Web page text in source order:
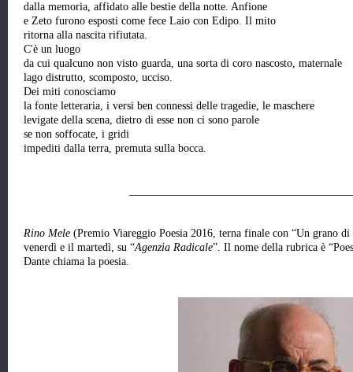
dalla memoria, affidato alle bestie della notte. Anfione
e Zeto furono esposti come fece Laio con Edipo. Il mito
ritorna alla nascita rifiutata.
C'è un luogo
da cui qualcuno non visto guarda, una sorta di coro nascosto, maternale
lago distrutto, scomposto, ucciso.
Dei miti conosciamo
la fonte letteraria, i versi ben connessi delle tragedie, le maschere
levigate della scena, dietro di esse non ci sono parole
se non soffocate, i gridi
impediti dalla terra, premuta sulla bocca.
Rino Mele (Premio Viareggio Poesia 2016, terna finale con “Un grano
venerdì e il martedì, su “Agenzia Radicale”. Il nome della rubrica è
Dante chiama la poesia.